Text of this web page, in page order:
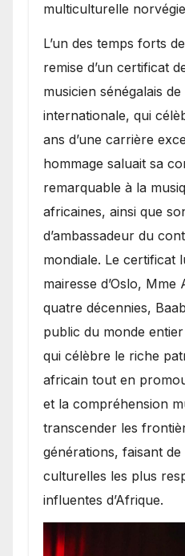
multiculturelle
​L’un des temps forts
remise d’un certificat
musicien sénégalais
internationale, qui
ans d’une carrière
hommage saluait sa
remarquable à la
africaines, ainsi que
d’ambassadeur du
mondiale. Le certificat
mairesse d’Oslo,
quatre décennies,
public du monde
qui célèbre le riche
africain tout en
et la compréhension
transcender les
générations, faisant de
culturelles les plus
influentes d’Afrique.